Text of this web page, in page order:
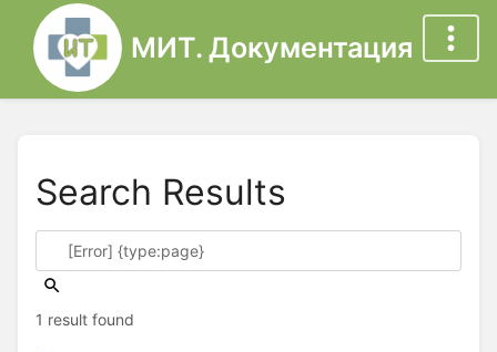
МИТ. Документация
Search Results
1 result found